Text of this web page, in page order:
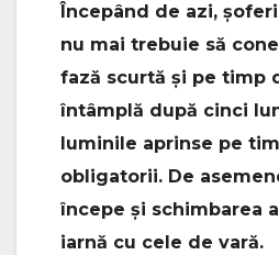
Începând de azi,
nu mai trebuie să
fază scurtă și pe timp
întâmplă după cinci
luminile aprinse pe
obligatorii. De
începe și schimbarea
iarnă cu cele de vară.